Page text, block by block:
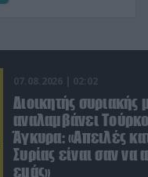
07.08.2026 | 02:02
Διοικητής συριακής
αναλαμβάνει
Άγκυρα: «Απειλές
Συρίας είναι σαν να
εμάς»